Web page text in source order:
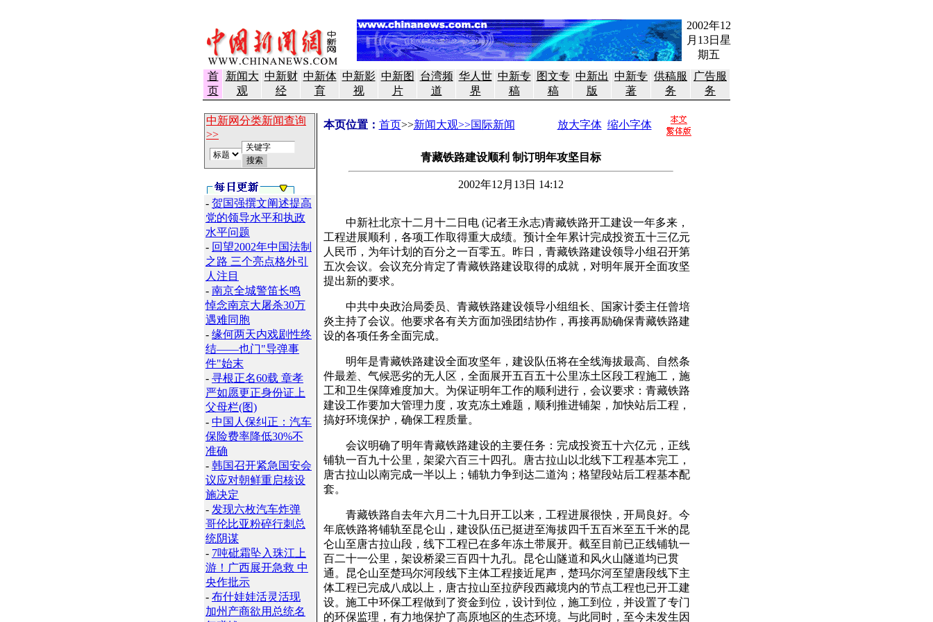
2002年12
月13日星
期五
首
页
新闻大
观
中新财
经
中新体
育
中新影
视
中新图
片
台湾频
道
华人世
界
中新专
稿
图文专
稿
中新出
版
中新专
著
供稿服
务
广告服
务
中新网分类新闻查询
>>
- 贺国强撰文阐述提高
党的领导水平和执政
水平问题
- 回望2002年中国法制
之路 三个亮点格外引
人注目
- 南京全城警笛长鸣
悼念南京大屠杀30万
遇难同胞
- 缘何两天内戏剧性终
结——也门"导弹事
件"始末
- 寻根正名60载 章孝
严如愿更正身份证上
父母栏(图)
- 中国人保纠正：汽车
保险费率降低30%不
准确
- 韩国召开紧急国安会
议应对朝鲜重启核设
施决定
- 发现六枚汽车炸弹
哥伦比亚粉碎行刺总
统阴谋
- 7吨砒霜坠入珠江上
游！广西展开急救 中
央作批示
- 布什娃娃活灵活现
加州产商欲用总统名
本页位置： 首页>>新闻大观>>国际新闻 放大字体 缩小字体
青藏铁路建设顺利 制订明年攻坚目标
2002年12月13日 14:12
中新社北京十二月十二日电 (记者王永志)青藏铁路开工建设一年多来，
工程进展顺利，各项工作取得重大成绩。预计全年累计完成投资五十三亿元
人民币，为年计划的百分之一百零五。昨日，青藏铁路建设领导小组召开第
五次会议。会议充分肯定了青藏铁路建设取得的成就，对明年展开全面攻坚
提出新的要求。
中共中央政治局委员、青藏铁路建设领导小组组长、国家计委主任曾培
炎主持了会议。他要求各有关方面加强团结协作，再接再励确保青藏铁路建
设的各项任务全面完成。
明年是青藏铁路建设全面攻坚年，建设队伍将在全线海拔最高、自然条
件最差、气候恶劣的无人区，全面展开五百五十公里冻土区段工程施工，施
工和卫生保障难度加大。为保证明年工作的顺利进行，会议要求：青藏铁路
建设工作要加大管理力度，攻克冻土难题，顺利推进铺架，加快站后工程，
搞好环境保护，确保工程质量。
会议明确了明年青藏铁路建设的主要任务：完成投资五十六亿元，正线
铺轨一百九十公里，架梁六百三十四孔。唐古拉山以北线下工程基本完工，
唐古拉山以南完成一半以上；铺轨力争到达二道沟；格望段站后工程基本配
套。
青藏铁路自去年六月二十九日开工以来，工程进展很快，开局良好。今
年底铁路将铺轨至昆仑山，建设队伍已挺进至海拔四千五百米至五千米的昆
仑山至唐古拉山段，线下工程已在多年冻土带展开。截至目前已正线铺轨一
百二十一公里，架设桥梁三百四十九孔。昆仑山隧道和风火山隧道均已贯
通。昆仑山至楚玛尔河段线下主体工程接近尾声，楚玛尔河至望唐段线下主
体工程已完成八成以上，唐古拉山至拉萨段西藏境内的节点工程也已开工建
设。施工中环保工程做到了资金到位，设计到位，施工到位，并设置了专门
的环保监理，有力地保护了高原地区的生态环境。与此同时，至今未发生因